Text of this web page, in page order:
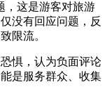
，这是游客对旅游
没有回应问题，反
限流。
惧，认为负面评论
是服务群众、收集